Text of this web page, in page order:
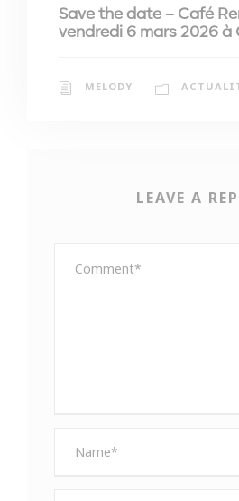
Save the date – Café
vendredi 6 mars 2026 à
MELODY
LEAVE A